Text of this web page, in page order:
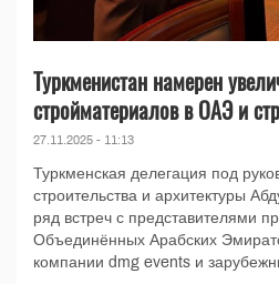
Туркменистан намерен
стройматериалов в ОАЭ и
27.11.2025 - 11:13
Туркменская делегация под
строительства и архитектуры
ряд встреч с представителями
Объединённых Арабских
компании dmg events и